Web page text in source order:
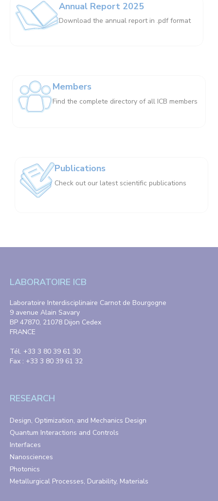
Annual Report 2025
Download the annual report in .pdf format
Members
Find the complete directory of all ICB members
Publications
Check out our latest scientific publications
LABORATOIRE ICB
Laboratoire Interdisciplinaire Carnot de Bourgogne
9 avenue Alain Savary
BP 47870, 21078 Dijon Cedex
FRANCE
Tél. +33 3 80 39 61 30
Fax : +33 3 80 39 61 32
RESEARCH
Design, Optimization, and Mechanics Design
Quantum Interactions and Controls
Interfaces
Nanosciences
Photonics
Metallurgical Processes, Durability, Materials